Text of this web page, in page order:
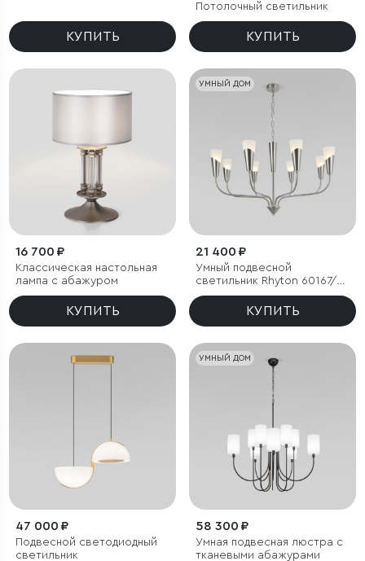
КУПИТЬ
Потолочный светильник
КУПИТЬ
16 700 ₽
Классическая настольная
лампа с абажуром
КУПИТЬ
УМНЫЙ ДОМ
21 400 ₽
Умный подвесной
светильник Rhyton 60167/8
никель
КУПИТЬ
47 000 ₽
Подвесной светодиодный
светильник
УМНЫЙ ДОМ
58 300 ₽
Умная подвесная люстра с
тканевыми абажурами